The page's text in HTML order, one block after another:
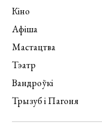
Кіно
Афіша
Мастацтва
Тэатр
Вандроўкі
Трызуб і Пагоня